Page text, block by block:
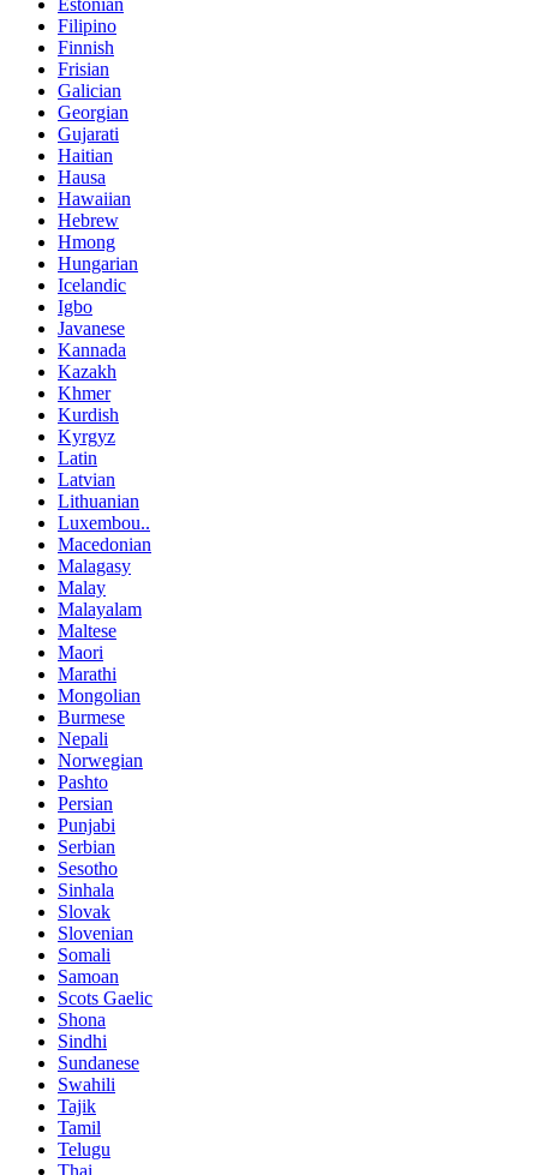
Filipino
Finnish
Frisian
Galician
Georgian
Gujarati
Haitian
Hausa
Hawaiian
Hebrew
Hmong
Hungarian
Icelandic
Igbo
Javanese
Kannada
Kazakh
Khmer
Kurdish
Kyrgyz
Latin
Latvian
Lithuanian
Luxembou..
Macedonian
Malagasy
Malay
Malayalam
Maltese
Maori
Marathi
Mongolian
Burmese
Nepali
Norwegian
Pashto
Persian
Punjabi
Serbian
Sesotho
Sinhala
Slovak
Slovenian
Somali
Samoan
Scots Gaelic
Shona
Sindhi
Sundanese
Swahili
Tajik
Tamil
Telugu
Thai